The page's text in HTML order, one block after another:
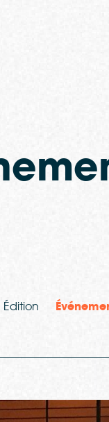
Édition